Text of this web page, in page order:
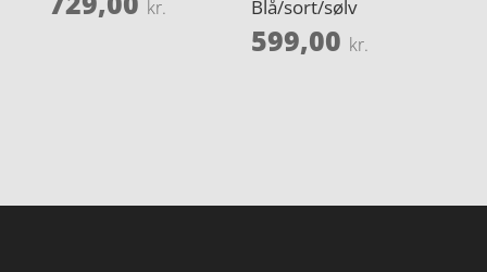
kr. Blå/sort/sølv
599,00 kr.